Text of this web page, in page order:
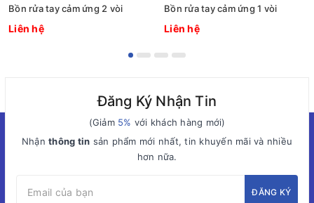
Bồn rửa tay cảm ứng 2 vòi
Liên hệ
Bồn rửa tay cảm ứng 1 vòi
Liên hệ
Đăng Ký Nhận Tin
(Giảm 5% với khách hàng mới)
Nhậnthông tin sản phẩm mới nhất, tin khuyến mãi và nhiều
hơn nữa.
ĐĂNG KÝ